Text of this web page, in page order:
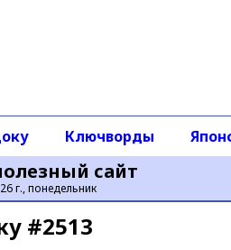
сайт
г., понедельник
Ключворды
#2513